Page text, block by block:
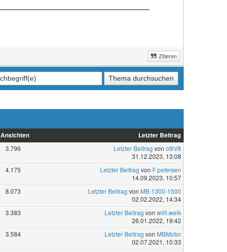
Zitieren
Ansichten Letzter Beitrag
3.796 Letzter Beitrag von ottiV8
31.12.2023, 13:08
4.175 Letzter Beitrag von F petersen
14.09.2023, 10:57
8.073 Letzter Beitrag von MB-1300-1500
02.02.2022, 14:34
3.383 Letzter Beitrag von willi.weik
26.01.2022, 19:42
3.584 Letzter Beitrag von MBMotor
02.07.2021, 10:33